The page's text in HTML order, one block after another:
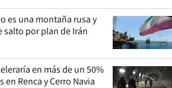
es una montaña rusa y
salto por plan de Irán
en más de un 50%
en Renca y Cerro Navia